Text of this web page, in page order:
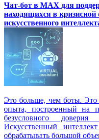
Чат-бот в MAX для
находящихся в кризисной
искусственного
Это больше, чем боты. Это
опыта, построенный на
безусловного
Искусственный
обрабатывать большой